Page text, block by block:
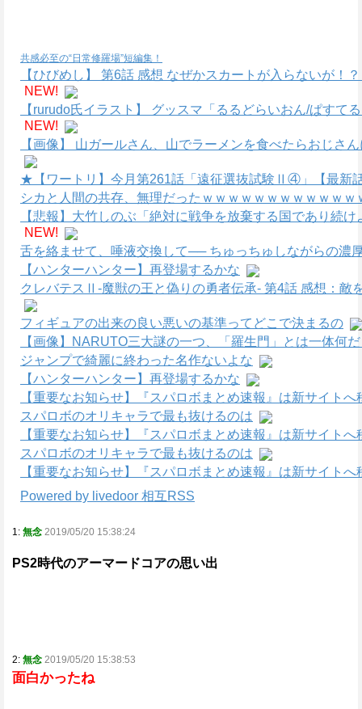
共感必至の“日常修羅場”短編集！
【ひびめし】 第6話 感想 なぜかスカートが入らないが！
NEW!
【rurudo氏イラスト】 グッスマ「るるどらいおん/ぱすて
NEW!
【画像】 山ガールさん、山でラーメンを食べたらおじさ
★【ワートリ】今月第261話「遠征選抜試験Ⅱ④」【最新
シカと人間の共存、無理だったｗｗｗｗｗｗｗｗｗｗｗｗ
【悲報】大竹しのぶ「絶対に戦争を放棄する国であり続
NEW!
舌を絡ませて、唾液交換して── ちゅっちゅしながらの濃
【ハンターハンター】再登場するかな
クレバテスⅡ-魔獣の王と偽りの勇者伝承- 第4話 感想：敵
フィギュアの出来の良い悪いの基準ってどこで決まるの
【画像】NARUTO三大謎の一つ、「羅生門」とは一体何
ジャンプで綺麗に終わった名作ないよな
【ハンターハンター】再登場するかな
【重要なお知らせ】『スパロボまとめ速報』は新サイトへ
スパロボのオリキャラで最も抜けるのは
【重要なお知らせ】『スパロボまとめ速報』は新サイトへ
スパロボのオリキャラで最も抜けるのは
【重要なお知らせ】『スパロボまとめ速報』は新サイトへ
Powered by livedoor 相互RSS
1: 無念 2019/05/20 15:38:24
PS2時代のアーマードコアの思い出
2: 無念 2019/05/20 15:38:53
面白かったね